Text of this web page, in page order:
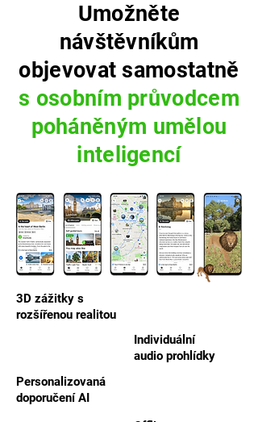
Umožněte
návštěvníkům
objevovat samostatně
s osobním průvodcem
poháněným umělou
inteligencí
3D zážitky s
rozšířenou realitou
Individuální
audio prohlídky
Personalizovaná
doporučení AI